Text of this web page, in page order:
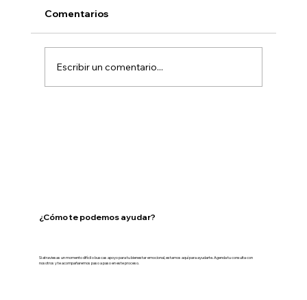
Comentarios
Escribir un comentario...
¿Cómo te podemos ayudar?
Si atraviesas un momento difícil o buscas apoyo para tu bienestar emocional, estamos aquí para ayudarte. Agenda tu consulta con
nosotros y te acompañaremos paso a paso en este proceso.